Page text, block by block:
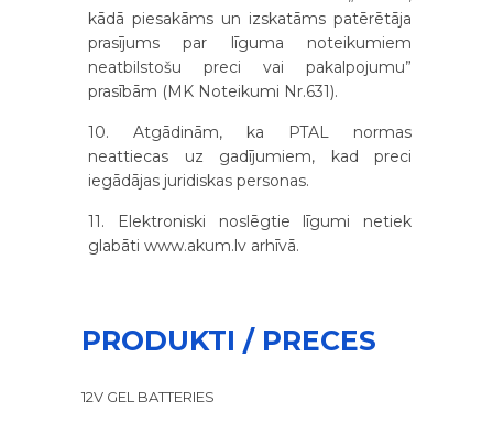
kādā piesakāms un izskatāms patērētāja
prasījums par līguma noteikumiem
neatbilstošu preci vai pakalpojumu”
prasībām (MK Noteikumi Nr.631).
10. Atgādinām, ka PTAL normas
neattiecas uz gadījumiem, kad preci
iegādājas juridiskas personas.
11. Elektroniski noslēgtie līgumi netiek
glabāti www.akum.lv arhīvā.
PRODUKTI / PRECES
12V GEL BATTERIES